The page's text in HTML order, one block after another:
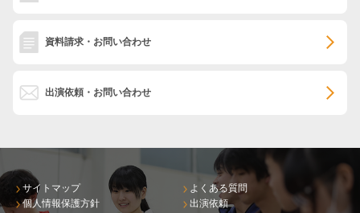
資料請求・お問い合わせ
出演依頼・お問い合わせ
サイトマップ
個人情報保護方針
よくある質問
出演依頼